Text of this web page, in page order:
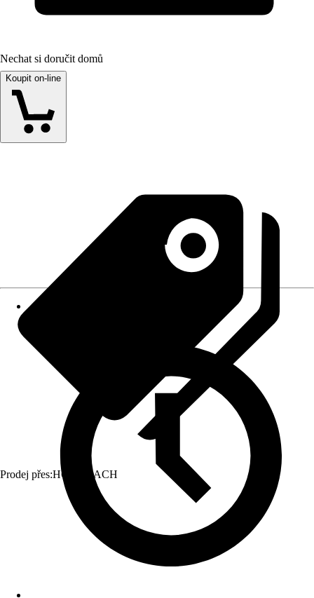
Nechat si doručit domů
Koupit on-line
Prodej přes:HORNBACH